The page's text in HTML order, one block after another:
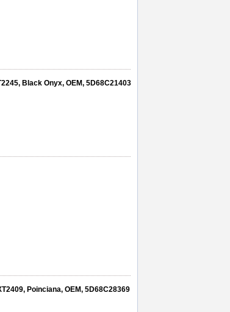
Black Onyx, OEM, 5D68C21403
Poinciana, OEM, 5D68C28369